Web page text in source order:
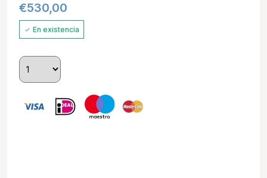
€530,00
En existencia